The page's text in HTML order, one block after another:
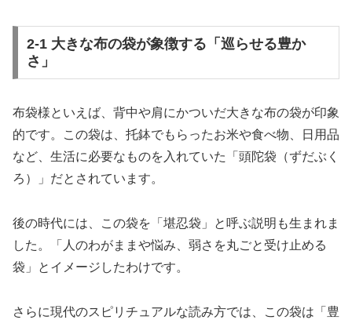
2-1 大きな布の袋が象徴する「巡らせる豊か
さ」
布袋様といえば、背中や肩にかついだ大きな布の袋が印象
的です。この袋は、托鉢でもらったお米や食べ物、日用品
など、生活に必要なものを入れていた「頭陀袋（ずだぶく
ろ）」だとされています。
後の時代には、この袋を「堪忍袋」と呼ぶ説明も生まれま
した。「人のわがままや悩み、弱さを丸ごと受け止める
袋」とイメージしたわけです。
さらに現代のスピリチュアルな読み方では、この袋は「豊